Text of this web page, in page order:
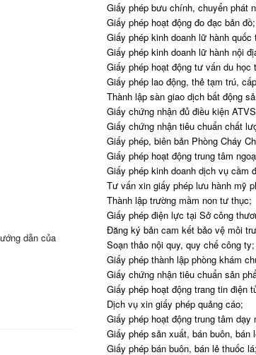
dẫn của
Giấy phép bưu chính, chuyển phát
Giấy phép hoạt động đo đạc bản đồ;
Giấy phép kinh doanh lữ hành quốc
Giấy phép kinh doanh lữ hành nội
Giấy phép hoạt động tư vấn du học
Giấy phép lao động, thẻ tạm trú,
Thành lập sàn giao dịch bất động
Giấy chứng nhận đủ điều kiện
Giấy chứng nhận tiêu chuẩn chất
Giấy phép, biên bản Phòng Cháy
Giấy phép hoạt động trung tâm
Giấy phép kinh doanh dịch vụ cầm
Tư vấn xin giấy phép lưu hành mỹ
Thành lập trường mầm non tư thục;
Giấy phép điện lực tại Sở công
Đăng ký bản cam kết bảo vệ môi
Soạn thảo nội quy, quy chế công ty;
Giấy phép thành lập phòng khám
Giấy chứng nhận tiêu chuẩn sản
Giấy phép hoạt động trang tin điện
Dịch vụ xin giấy phép quảng cáo;
Giấy phép hoạt động trung tâm dạy
Giấy phép sản xuất, bán buôn, bán
Giấy phép bán buôn, bán lẻ thuốc lá;